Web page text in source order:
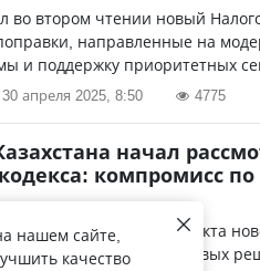
во втором чтении новый
направленные на
и поддержку приоритетных
30 апреля 2025, 8:50 4775
начал
компромисс
рассмотрение проекта
чтении. Одним из ключевых
нашем сайте,
качество